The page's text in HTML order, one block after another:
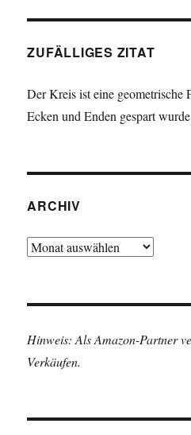
ZUFÄLLIGES ZITAT
Der Kreis ist eine geometrische
Ecken und Enden gespart
ARCHIV
Archiv
Hinweis: Als Amazon-Partner
Verkäufen.